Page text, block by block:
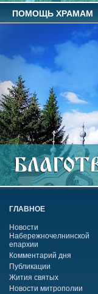
ПОМОЩЬ ХРАМАМ
ГЛАВНОЕ
Новости
Набережночелнинской
епархии
Комментарий дня
Публикации
Жития святых
Новости митрополии